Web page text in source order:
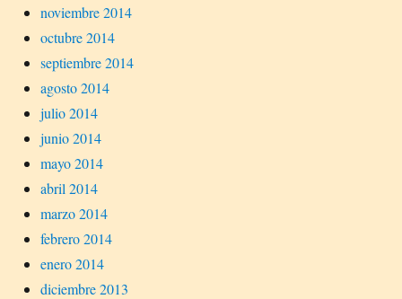
noviembre 2014
octubre 2014
septiembre 2014
agosto 2014
julio 2014
junio 2014
mayo 2014
abril 2014
marzo 2014
febrero 2014
enero 2014
diciembre 2013